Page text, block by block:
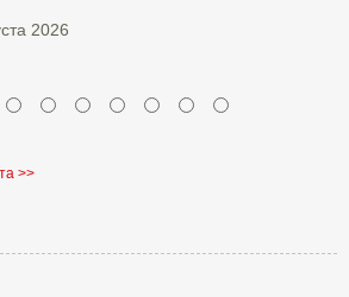
2026
>>